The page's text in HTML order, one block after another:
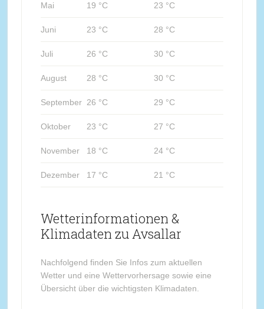
Mai 19 °C 23 °C
Juni 23 °C 28 °C
Juli 26 °C 30 °C
August 28 °C 30 °C
September 26 °C 29 °C
Oktober 23 °C 27 °C
November 18 °C 24 °C
Dezember 17 °C 21 °C
Wetterinformationen &
Klimadaten zu Avsallar
Nachfolgend finden Sie Infos zum aktuellen
Wetter und eine Wettervorhersage sowie eine
Übersicht über die wichtigsten Klimadaten.